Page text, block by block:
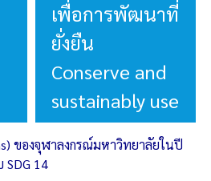
เพื่อการพัฒนาที่
ยั่งยืน
Conserve and
sustainably use
the oceans, seas
and marine
ของจุฬาลงกรณ์มหาวิทยาลัยในปี
14